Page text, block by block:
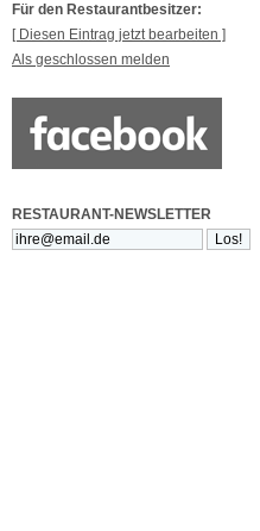
Für den Restaurantbesitzer:
[ Diesen Eintrag jetzt bearbeiten ]
Als geschlossen melden
RESTAURANT-NEWSLETTER